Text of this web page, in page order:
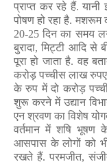
प्राप्त कर रहे हैं.
पोषण हो रहा है. मशरूम
20-25दिन का समय
बुरादा,मिट्टी आदि से
पूरा हो जाता है. वह
करोड़ पच्चीस लाख
के रुप में दो करोड़
शुरू करने में उद्यान
एन श्रवण का विशेष
वर्तमान में शषि भूषण
आसपास के लोगों को
रखते हैं. परमजीत,